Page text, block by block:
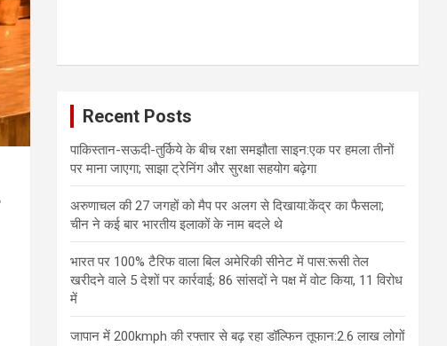
Recent Posts
पाकिस्तान-सऊदी-तुर्किये के बीच रक्षा समझौता साइन:एक पर हमला तीनों
पर माना जाएगा; साझा ट्रेनिंग और सुरक्षा सहयोग बढ़ेगा
अरुणाचल की 27 जगहों को मैप पर अलग से दिखाया:केंद्र का फैसला;
चीन ने कई बार भारतीय इलाकों के नाम बदले थे
भारत पर 100% टैरिफ वाला बिल अमेरिकी सीनेट में पास:रूसी तेल
खरीदने वाले 5 देशों पर कार्रवाई; 86 सांसदों ने पक्ष में वोट किया, 11 विरोध
में
जापान में 200kmph की रफ्तार से बढ़ रहा डॉल्फिन तूफान:2.6 लाख लोगों